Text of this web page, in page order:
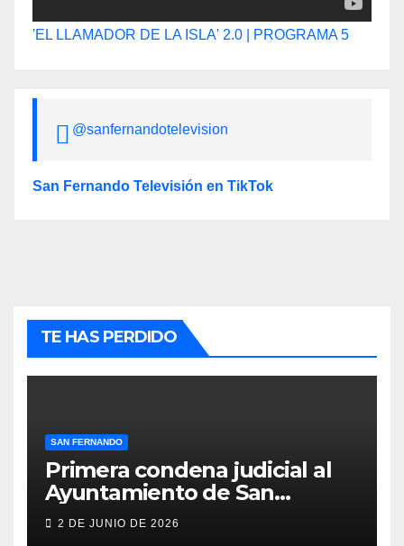
'EL LLAMADOR DE LA ISLA' 2.0 | PROGRAMA 5
@sanfernandotelevision
San Fernando Televisión en TikTok
TE HAS PERDIDO
SAN FERNANDO
Primera condena judicial al
Ayuntamiento de San
Fernando por negar
2 DE JUNIO DE 2026